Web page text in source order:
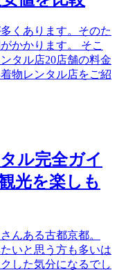
くあります。そのた
かかります。 そこ
タル店20店舗の料金
物レンタル店をご紹
ル完全ガイ
光を楽しも
んある古都京都。
いと思う方も多いは
した気分になるでし